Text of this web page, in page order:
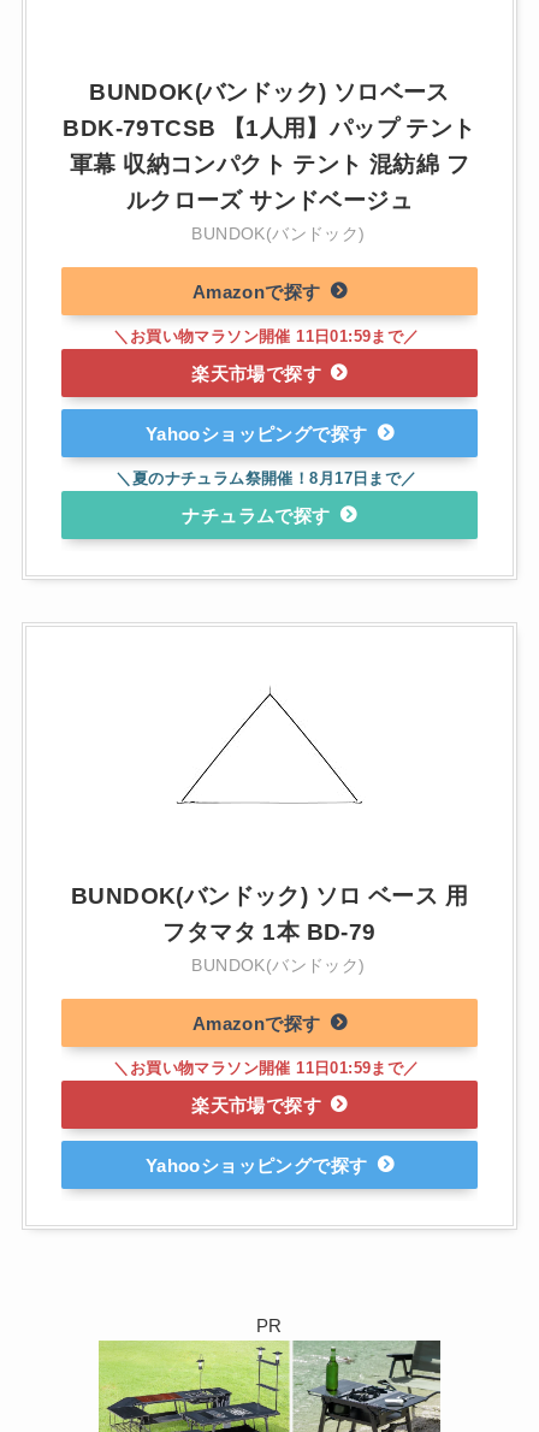
BUNDOK(バンドック) ソロベース
BDK-79TCSB 【1人用】パップ テント
軍幕 収納コンパクト テント 混紡綿 フ
ルクローズ サンドベージュ
BUNDOK(バンドック)
Amazon
楽天市場
Yahooショッピング
ナチュラム
BUNDOK(バンドック) ソロ ベース 用
フタマタ 1本 BD-79
BUNDOK(バンドック)
Amazon
楽天市場
Yahooショッピング
PR